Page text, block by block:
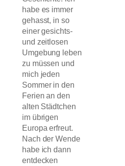
habe es immer
gehasst, in so
einer gesichts-
und zeitlosen
Umgebung leben
zu müssen und
mich jeden
Sommer in den
Ferien an den
alten Städtchen
im übrigen
Europa erfreut.
Nach der Wende
habe ich dann
entdecken